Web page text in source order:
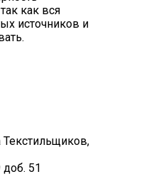
как вся
источников и
Текстильщиков,
51